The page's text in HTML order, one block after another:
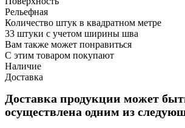
Рельефная
Количество штук в квадратном метре
33 штуки с учетом ширины шва
Вам также может понравиться
С этим товаром покупают
Наличие
Доставка
Доставка продукции может
осуществлена одним из